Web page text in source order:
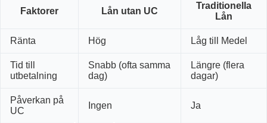
Faktorer Lån utan UC
Traditionella
Lån
Ränta Hög Låg till Medel
Tid till
utbetalning
Snabb (ofta samma
dag)
Längre (flera
dagar)
Påverkan på
UC
Ingen Ja